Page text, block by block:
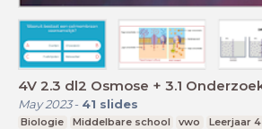
4V 2.3 dl2 Osmose + 3.1
May 2023- 41 slides
Biologie Middelbare school vwo Leerjaar 4